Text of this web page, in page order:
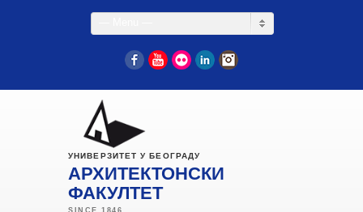
FacebookYouTube
Flickr LinkedIn
УНИВЕРЗИТЕТ У БЕОГРАДУ
АРХИТЕКТОНСКИ
ФАКУЛТЕТ